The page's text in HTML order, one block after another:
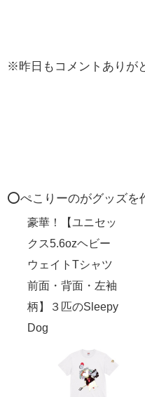
※昨日もコメントありが
⭕️ぺこりーのがグッズを
豪華！【ユニセッ
クス5.6ozヘビー
ウェイトTシャツ
前面・背面・左袖
柄】３匹のSleepy
Dog